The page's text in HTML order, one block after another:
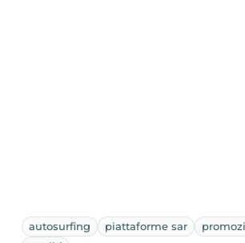
autosurfing piattaforme sar